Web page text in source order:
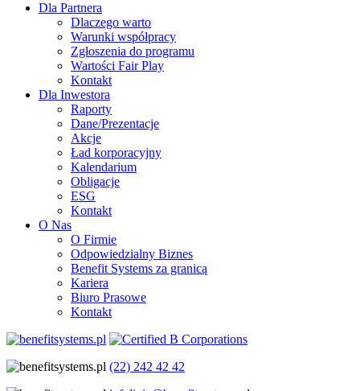
Dla Partnera
Dlaczego warto
Warunki współpracy
Zgłoszenia do programu
Wartości Fair Play
Kontakt
Dla Inwestora
Raporty
Dane/Prezentacje
Akcje
Ład korporacyjny
Kalendarium
Obligacje
ESG
Kontakt
O Nas
O Firmie
Odpowiedzialny Biznes
Benefit Systems za granicą
Kariera
Biuro Prasowe
Kontakt
(22) 242 42 42